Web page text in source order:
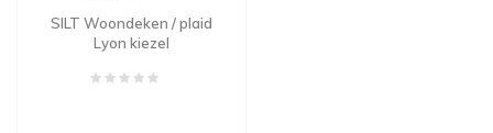
SILT Woondeken / plaid
Lyon kiezel